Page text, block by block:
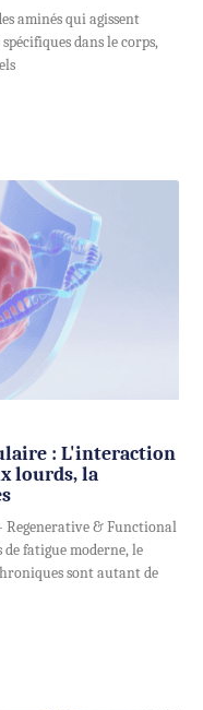
aminés qui agissent
dans le corps,
: L'interaction
lourds, la
Regenerative & Functional
fatigue moderne, le
sont autant de